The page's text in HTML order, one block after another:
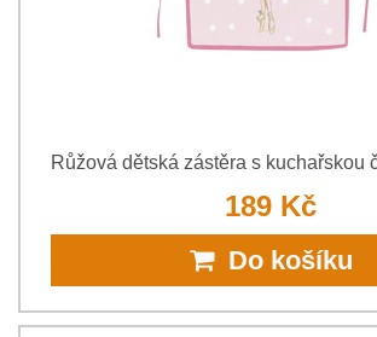
Růžová dětská zástěra s kuchařskou
189 Kč
Do košíku